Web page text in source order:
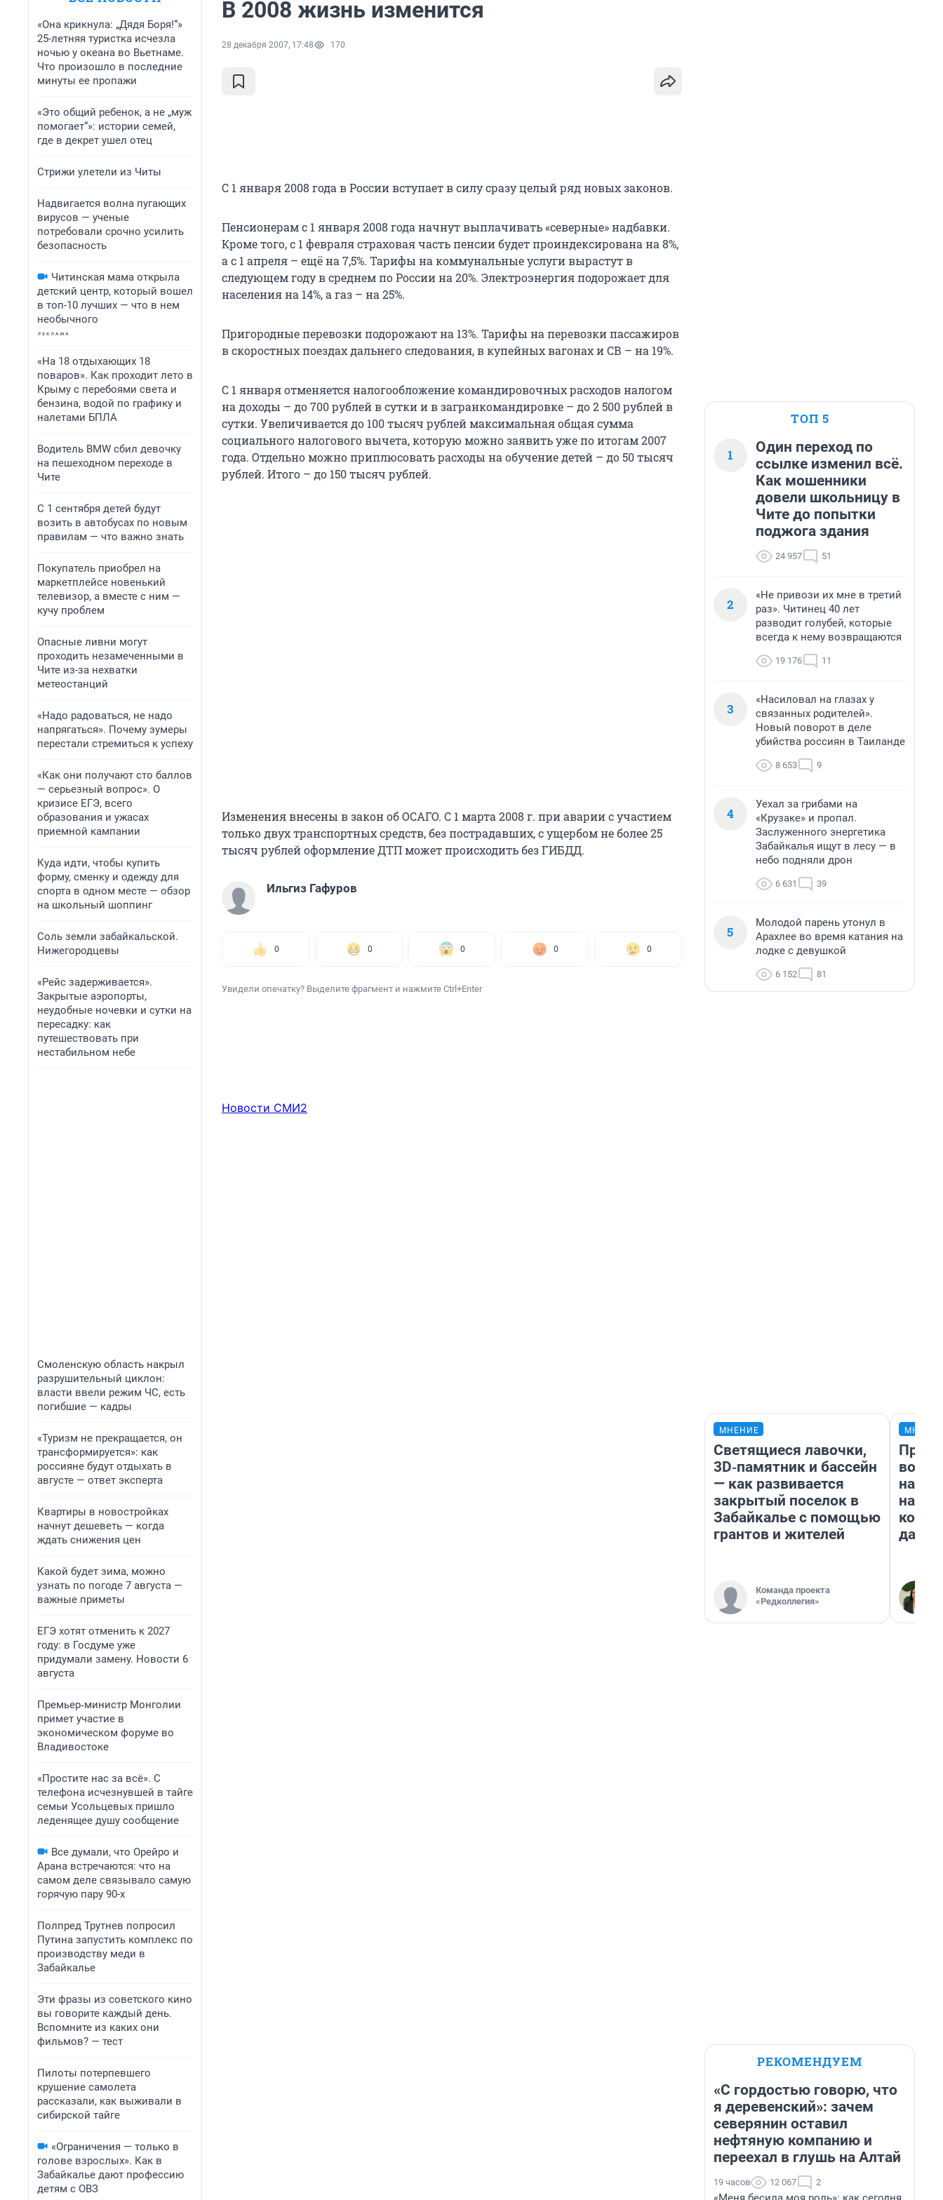
«Она крикнула: „Дядя Боря!“»
25-летняя туристка исчезла
ночью у океана во Вьетнаме.
Что произошло в последние
минуты ее пропажи
«Это общий ребенок, а не „муж
помогает“»: истории семей,
где в декрет ушел отец
Стрижи улетели из Читы
Надвигается волна пугающих
вирусов — ученые
потребовали срочно усилить
безопасность
Читинская мама открыла
детский центр, который вошел
в топ-10 лучших — что в нем
необычного
«На 18 отдыхающих 18
поваров». Как проходит лето в
Крыму с перебоями света и
бензина, водой по графику и
налетами БПЛА
Водитель BMW сбил девочку
на пешеходном переходе в
Чите
С 1 сентября детей будут
возить в автобусах по новым
правилам — что важно знать
Покупатель приобрел на
маркетплейсе новенький
телевизор, а вместе с ним —
кучу проблем
Опасные ливни могут
проходить незамеченными в
Чите из-за нехватки
метеостанций
«Надо радоваться, не надо
напрягаться». Почему зумеры
перестали стремиться к успеху
«Как они получают сто баллов
— серьезный вопрос». О
кризисе ЕГЭ, всего
образования и ужасах
приемной кампании
Куда идти, чтобы купить
форму, сменку и одежду для
спорта в одном месте — обзор
на школьный шоппинг
Соль земли забайкальской.
Нижегородцевы
«Рейс задерживается».
Закрытые аэропорты,
неудобные ночевки и сутки на
пересадку: как
путешествовать при
нестабильном небе
Смоленскую область накрыл
разрушительный циклон:
власти ввели режим ЧС, есть
погибшие — кадры
«Туризм не прекращается, он
трансформируется»: как
россияне будут отдыхать в
августе — ответ эксперта
Квартиры в новостройках
начнут дешеветь — когда
ждать снижения цен
Какой будет зима, можно
узнать по погоде 7 августа —
важные приметы
ЕГЭ хотят отменить к 2027
году: в Госдуме уже
придумали замену. Новости 6
августа
Премьер‑министр Монголии
примет участие в
экономическом форуме во
Владивостоке
«Простите нас за всё». С
телефона исчезнувшей в тайге
семьи Усольцевых пришло
леденящее душу сообщение
Все думали, что Орейро и
Арана встречаются: что на
самом деле связывало самую
горячую пару 90-х
Полпред Трутнев попросил
Путина запустить комплекс по
производству меди в
Забайкалье
Эти фразы из советского кино
вы говорите каждый день.
Вспомните из каких они
фильмов? — тест
Пилоты потерпевшего
крушение самолета
рассказали, как выживали в
сибирской тайге
«Ограничения — только в
голове взрослых». Как в
Забайкалье дают профессию
детям с ОВЗ
В 2008 жизнь изменится
28 декабря 2007, 17:48 170
С 1 января 2008 года в России вступает в силу сразу целый ряд новых законов.
Пенсионерам с 1 января 2008 года начнут выплачивать «северные» надбавки.
Кроме того, с 1 февраля страховая часть пенсии будет проиндексирована на 8%,
а с 1 апреля – ещё на 7,5%. Тарифы на коммунальные услуги вырастут в
следующем году в среднем по России на 20%. Электроэнергия подорожает для
населения на 14%, а газ – на 25%.
Пригородные перевозки подорожают на 13%. Тарифы на перевозки пассажиров
в скоростных поездах дальнего следования, в купейных вагонах и СВ – на 19%.
С 1 января отменяется налогообложение командировочных расходов налогом
на доходы – до 700 рублей в сутки и в загранкомандировке – до 2 500 рублей в
сутки. Увеличивается до 100 тысяч рублей максимальная общая сумма
социального налогового вычета, которую можно заявить уже по итогам 2007
года. Отдельно можно приплюсовать расходы на обучение детей – до 50 тысяч
рублей. Итого – до 150 тысяч рублей.
Изменения внесены в закон об ОСАГО. С 1 марта 2008 г. при аварии с участием
только двух транспортных средств, без пострадавших, с ущербом не более 25
тысяч рублей оформление ДТП может происходить без ГИБДД.
Ильгиз Гафуров
0 0 0 0 0
Увидели опечатку? Выделите фрагмент и нажмите Ctrl+Enter
Новости СМИ2
ТОП 5
1
Один переход по
ссылке изменил всё.
Как мошенники
довели школьницу в
Чите до попытки
поджога здания
24 957 51
2
«Не привози их мне в третий
раз». Читинец 40 лет
разводит голубей, которые
всегда к нему возвращаются
19 176 11
3
«Насиловал на глазах у
связанных родителей».
Новый поворот в деле
убийства россиян в Таиланде
8 653 9
4
Уехал за грибами на
«Крузаке» и пропал.
Заслуженного энергетика
Забайкалья ищут в лесу — в
небо подняли дрон
6 631 39
5
Молодой парень утонул в
Арахлее во время катания на
лодке с девушкой
6 152 81
МНЕНИЕ
Светящиеся лавочки,
3D‑памятник и бассейн
— как развивается
закрытый поселок в
Забайкалье с помощью
грантов и жителей
Команда проекта
«Редколлегия»
нам
даже
РЕКОМЕНДУЕМ
«С гордостью говорю, что
я деревенский»: зачем
северянин оставил
нефтяную компанию и
переехал в глушь на Алтай
19 часов 12 067 2